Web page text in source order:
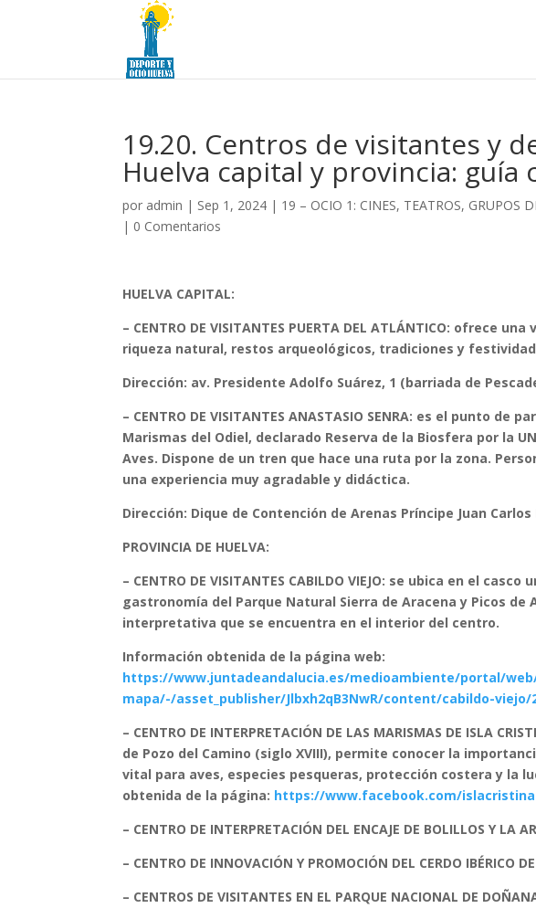
19.20. Centros de visitantes y
Huelva capital y provincia: guía
por admin | Sep 1, 2024 | 19 – OCIO 1: CINES, TEATROS, GRUPOS
| 0 Comentarios
HUELVA CAPITAL:
– CENTRO DE VISITANTES PUERTA DEL ATLÁNTICO: ofrece
riqueza natural, restos arqueológicos, tradiciones y
Dirección: av. Presidente Adolfo Suárez, 1 (barriada de
– CENTRO DE VISITANTES ANASTASIO SENRA: es el punto
Marismas del Odiel, declarado Reserva de la Biosfera por la
Aves. Dispone de un tren que hace una ruta por la zona.
una experiencia muy agradable y didáctica.
Dirección: Dique de Contención de Arenas Príncipe Juan
PROVINCIA DE HUELVA:
– CENTRO DE VISITANTES CABILDO VIEJO: se ubica en el
gastronomía del Parque Natural Sierra de Aracena y Picos
interpretativa que se encuentra en el interior del centro.
Información obtenida de la página web:
https://www.juntadeandalucia.es/medioambiente/portal/
mapa/-/asset_publisher/Jlbxh2qB3NwR/content/cabildo-viejo/
– CENTRO DE INTERPRETACIÓN DE LAS MARISMAS DE ISLA
de Pozo del Camino (siglo XVIII), permite conocer la
vital para aves, especies pesqueras, protección costera y la
obtenida de la página: https://www.facebook.com/
– CENTRO DE INTERPRETACIÓN DEL ENCAJE DE BOLILLOS Y LA
– CENTRO DE INNOVACIÓN Y PROMOCIÓN DEL CERDO IBÉRICO
– CENTROS DE VISITANTES EN EL PARQUE NACIONAL DE